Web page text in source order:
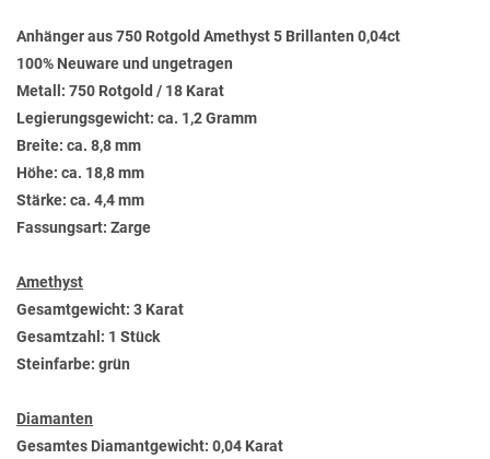
Anhänger aus 750 Rotgold Amethyst 5 Brillanten 0,04ct
100% Neuware und ungetragen
Metall: 750 Rotgold / 18 Karat
Legierungsgewicht: ca. 1,2 Gramm
Breite: ca. 8,8 mm
Höhe: ca. 18,8 mm
Stärke: ca. 4,4 mm
Fassungsart: Zarge
Amethyst
Gesamtgewicht: 3 Karat
Gesamtzahl: 1 Stück
Steinfarbe: grün
Diamanten
Gesamtes Diamantgewicht: 0,04 Karat